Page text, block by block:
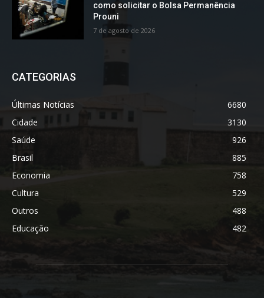
como solicitar o Bolsa Permanência
Prouni
7 de agosto de 2026
CATEGORIAS
Últimas Notícias
6680
Cidade
3130
Saúde
926
Brasil
885
Economia
758
Cultura
529
Outros
488
Educação
482